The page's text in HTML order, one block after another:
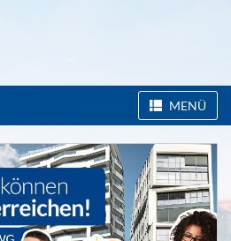
MENÜ